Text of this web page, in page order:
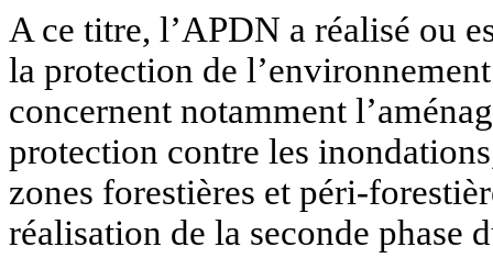
A ce titre, l’APDN a réalisé ou
la protection de
concernent notamment
protection contre les
zones forestières et péri-
réalisation de la seconde phase